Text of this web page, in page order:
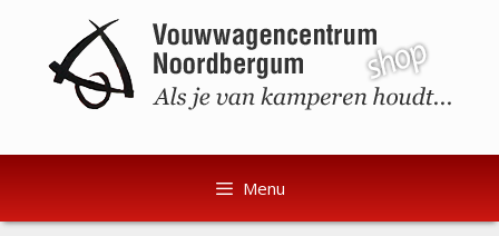
Menu